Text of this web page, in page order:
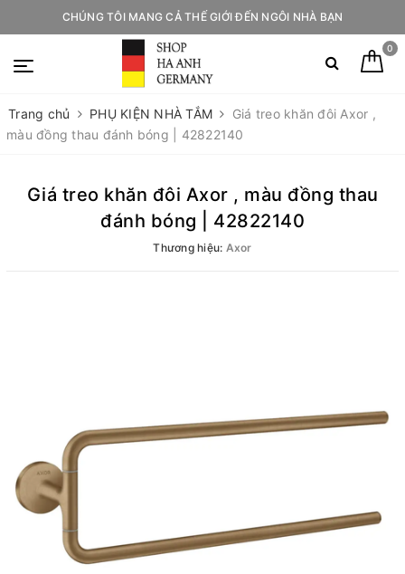
CHÚNG TÔI MANG CẢ THẾ GIỚI ĐẾN NGÔI NHÀ BẠN
0
Trang chủ PHỤ KIỆN NHÀ TẮM
Giá treo khăn đôi Axor ,
màu đồng thau đánh bóng | 42822140
Giá treo khăn đôi Axor , màu đồng thau
đánh bóng | 42822140
Thương hiệu: Axor